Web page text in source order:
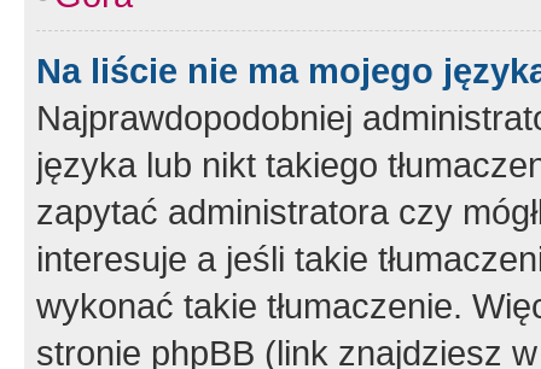
Na liście nie ma mojego
Najprawdopodobniej
języka lub nikt takiego
zapytać administratora czy
interesuje a jeśli takie
wykonać takie tłumaczenie.
stronie phpBB (link znajdziesz